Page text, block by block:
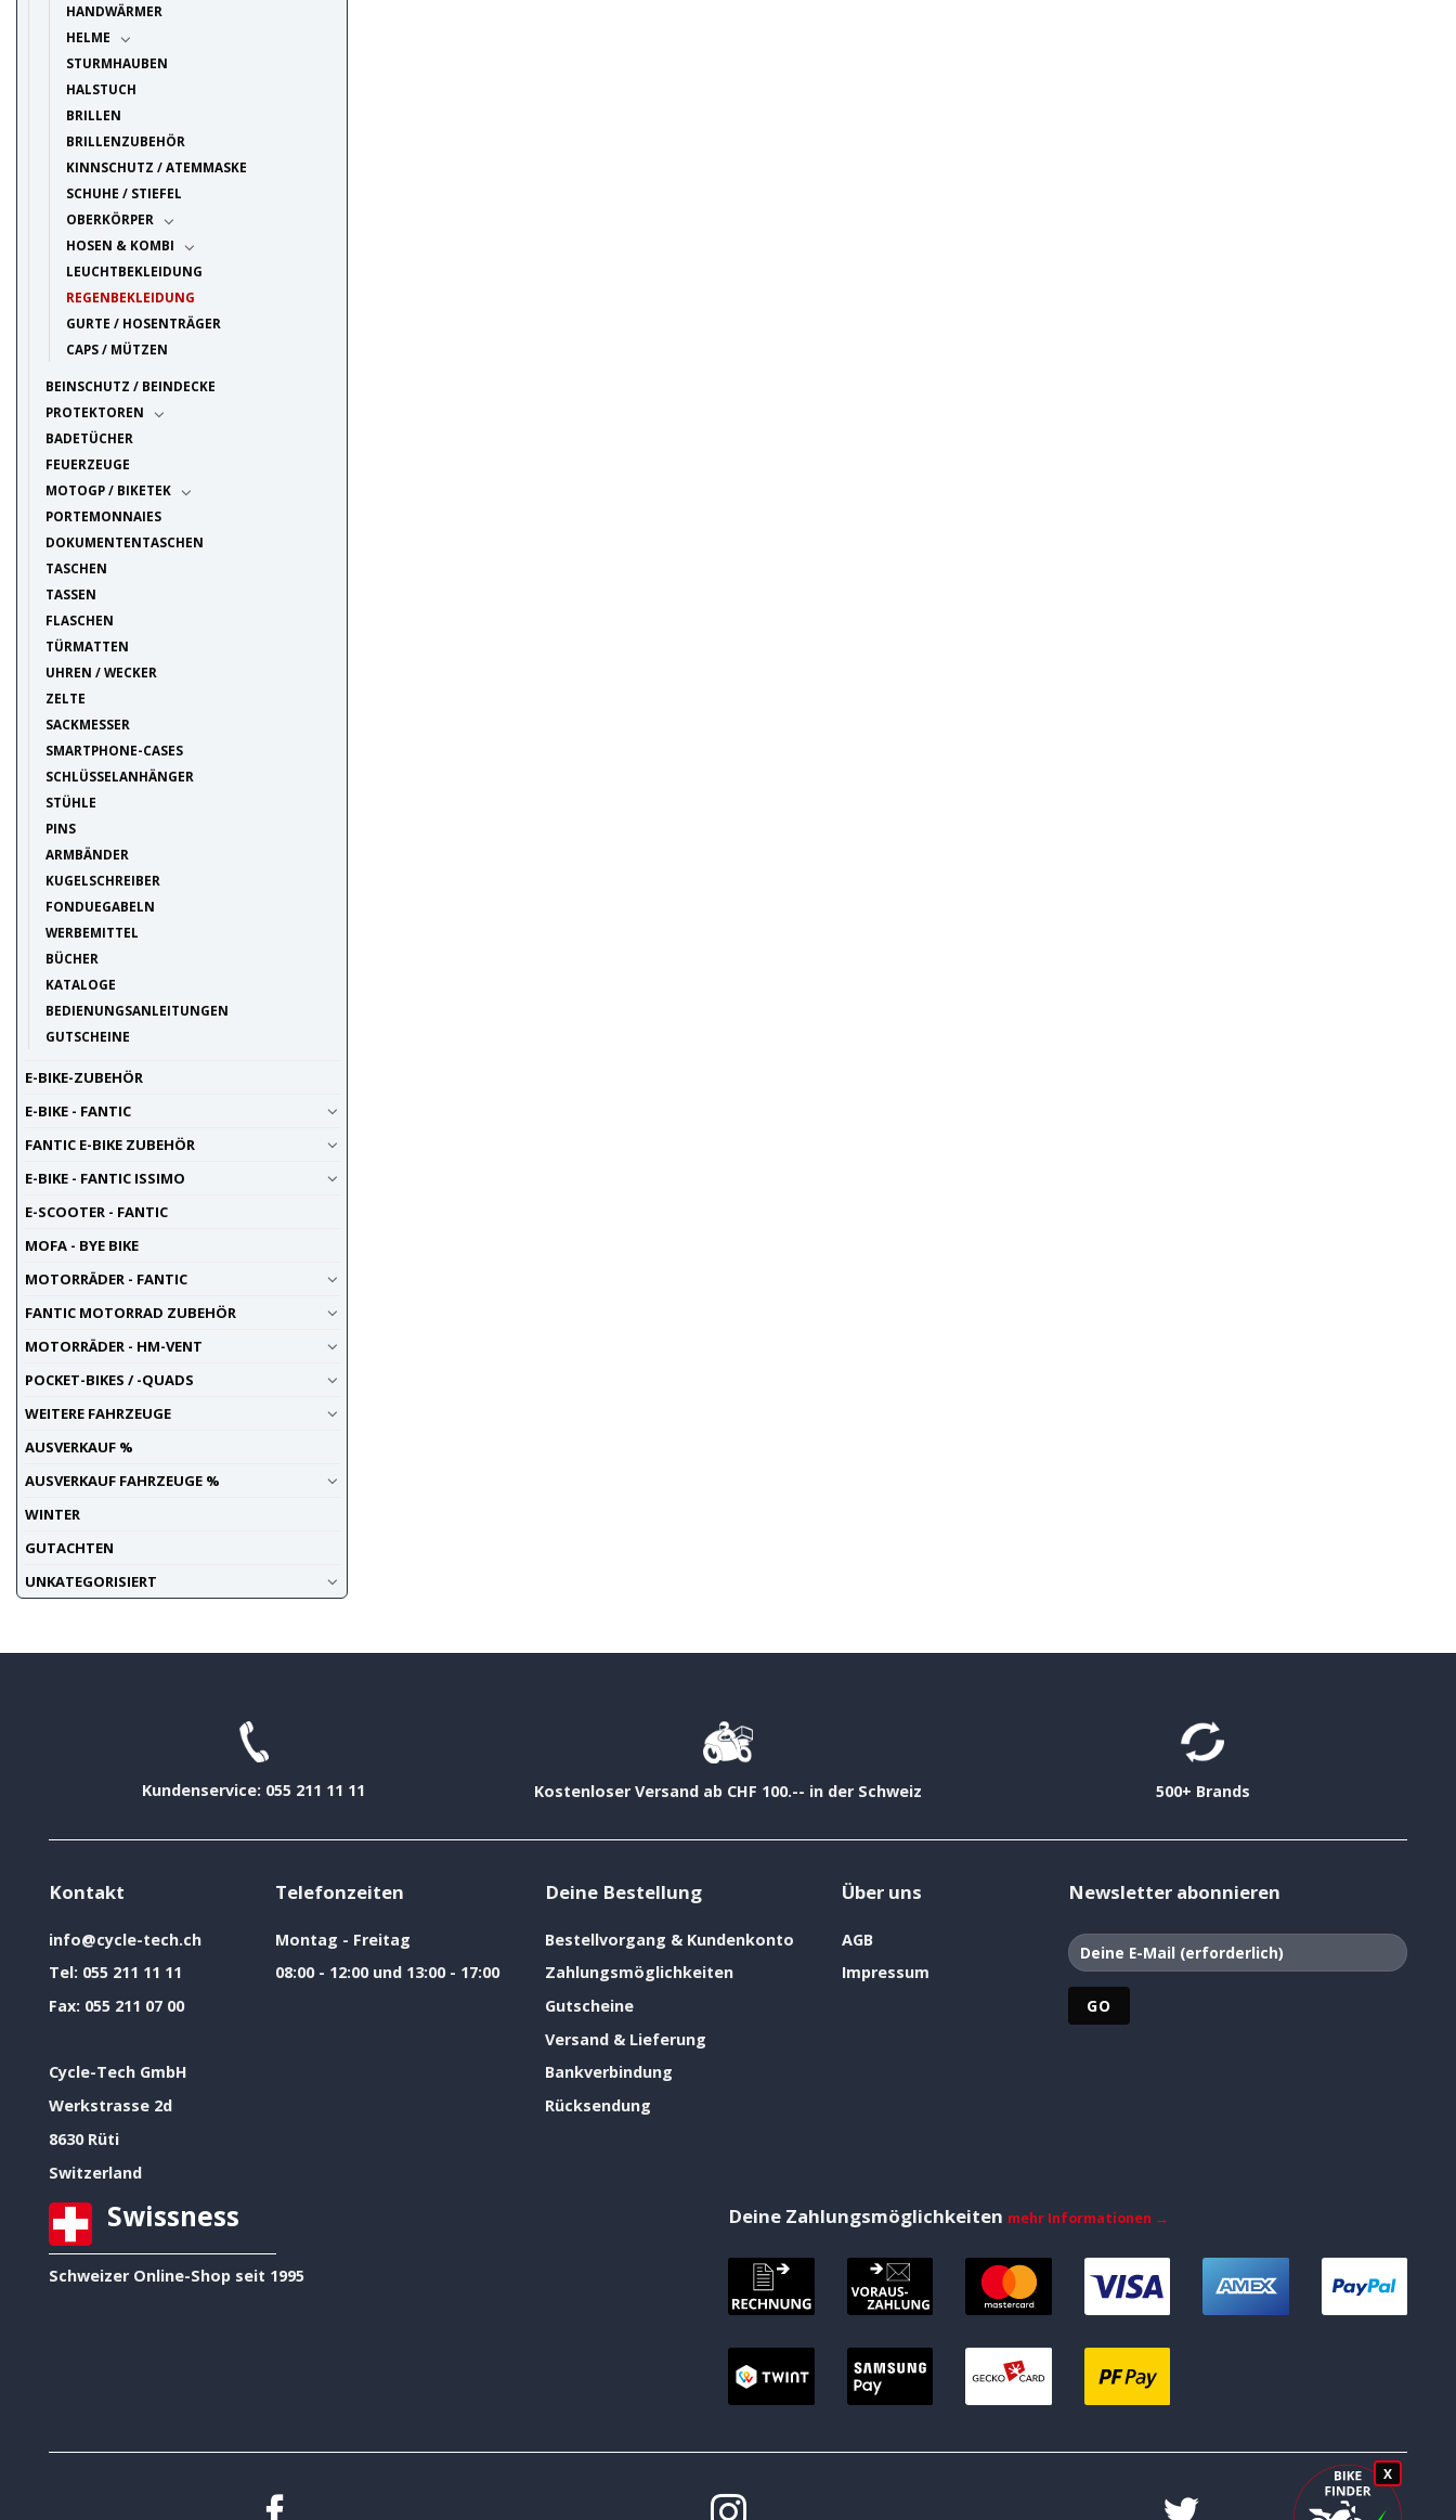
HANDWÄRMER
HELME
STURMHAUBEN
HALSTUCH
BRILLEN
BRILLENZUBEHÖR
KINNSCHUTZ / ATEMMASKE
SCHUHE / STIEFEL
OBERKÖRPER
HOSEN & KOMBI
LEUCHTBEKLEIDUNG
REGENBEKLEIDUNG
GURTE / HOSENTRÄGER
CAPS / MÜTZEN
BEINSCHUTZ / BEINDECKE
PROTEKTOREN
BADETÜCHER
FEUERZEUGE
MOTOGP / BIKETEK
PORTEMONNAIES
DOKUMENTENTASCHEN
TASCHEN
TASSEN
FLASCHEN
TÜRMATTEN
UHREN / WECKER
ZELTE
SACKMESSER
SMARTPHONE-CASES
SCHLÜSSELANHÄNGER
STÜHLE
PINS
ARMBÄNDER
KUGELSCHREIBER
FONDUEGABELN
WERBEMITTEL
BÜCHER
KATALOGE
BEDIENUNGSANLEITUNGEN
GUTSCHEINE
E-BIKE-ZUBEHÖR
E-BIKE - FANTIC
FANTIC E-BIKE ZUBEHÖR
E-BIKE - FANTIC ISSIMO
E-SCOOTER - FANTIC
MOFA - BYE BIKE
MOTORRÄDER - FANTIC
FANTIC MOTORRAD ZUBEHÖR
MOTORRÄDER - HM-VENT
POCKET-BIKES / -QUADS
WEITERE FAHRZEUGE
AUSVERKAUF %
AUSVERKAUF FAHRZEUGE %
WINTER
GUTACHTEN
UNKATEGORISIERT
X
Kundenservice: 055 211 11 11 Kostenloser Versand ab CHF 100.-- in der Schweiz 500+ Brands
Kontakt
info@cycle-tech.ch
Tel: 055 211 11 11
Fax: 055 211 07 00
Cycle-Tech GmbH
Werkstrasse 2d
8630 Rüti
Switzerland
Telefonzeiten
Montag - Freitag
08:00 - 12:00 und 13:00 - 17:00
Deine Bestellung
Bestellvorgang & Kundenkonto
Zahlungsmöglichkeiten
Gutscheine
Versand & Lieferung
Bankverbindung
Rücksendung
Über uns
AGB
Impressum
Newsletter abonnieren
Swissness
Schweizer Online-Shop seit 1995
Deine Zahlungsmöglichkeiten mehr Informationen →